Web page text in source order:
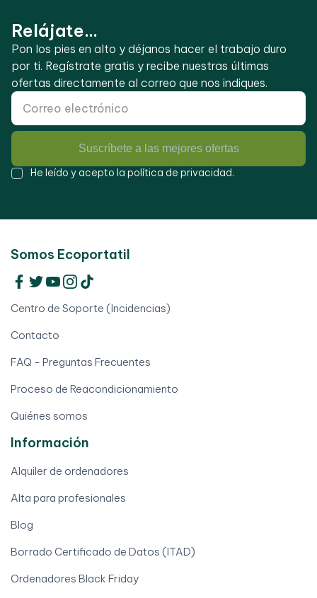
Relájate...
Pon los pies en alto y déjanos hacer el trabajo duro
por ti. Regístrate gratis y recibe nuestras últimas
ofertas directamente al correo que nos indiques.
Suscríbete a las mejores ofertas
He leído y acepto la política de privacidad.
Somos Ecoportatil
Centro de Soporte (Incidencias)
Contacto
FAQ - Preguntas Frecuentes
Proceso de Reacondicionamiento
Quiénes somos
Información
Alquiler de ordenadores
Alta para profesionales
Blog
Borrado Certificado de Datos (ITAD)
Ordenadores Black Friday